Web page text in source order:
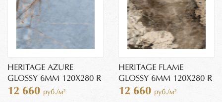
HERITAGE AZURE
GLOSSY 6MM 120X280 R
12 660 руб./м²
HERITAGE FLAME
GLOSSY 6MM 120X280 R
12 660 руб./м²